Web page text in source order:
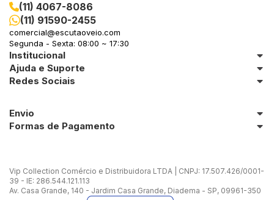
(11) 4067-8086
(11) 91590-2455
comercial@escutaoveio.com
Segunda - Sexta: 08:00 ~ 17:30
Institucional
Ajuda e Suporte
Redes Sociais
Envio
Formas de Pagamento
Vip Collection Comércio e Distribuidora LTDA | CNPJ: 17.507.426/0001-
39 - IE: 286.544.121.113
Av. Casa Grande, 140 - Jardim Casa Grande, Diadema - SP, 09961-350